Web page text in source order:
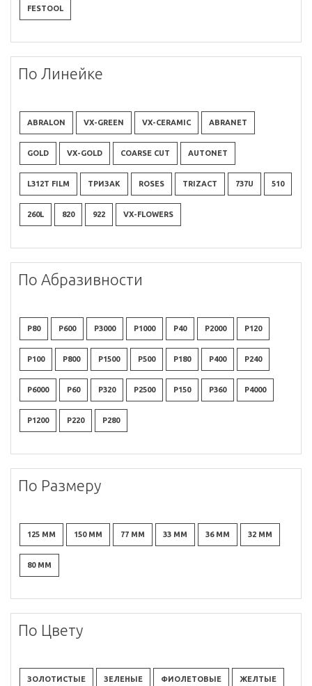
FESTOOL
По Линейке
ABRALON VX-GREEN VX-CERAMIC ABRANET
GOLD VX-GOLD COARSE CUT AUTONET
L312T FILM ТРИЗАК ROSES TRIZACT 737U 510
260L 820 922 VX-FLOWERS
По Абразивности
P80 P600 P3000 P1000 P40 P2000 P120
P100 P800 P1500 P500 P180 P400 P240
P6000 P60 P320 P2500 P150 P360 P4000
P1200 P220 P280
По Размеру
125 ММ 150 ММ 77 ММ 33 ММ 36 ММ 32 ММ
80 ММ
По Цвету
ЗОЛОТИСТЫЕ ЗЕЛЕНЫЕ ФИОЛЕТОВЫЕ ЖЕЛТЫЕ